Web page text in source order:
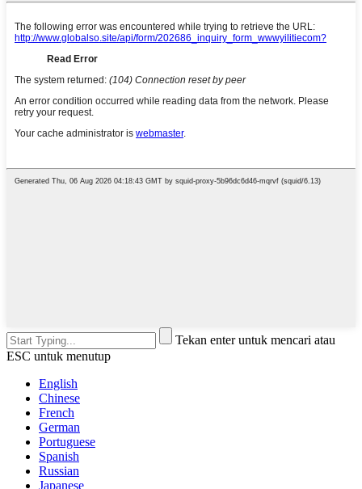
Tekan enter untuk mencari atau
ESC untuk menutup
English
Chinese
French
German
Portuguese
Spanish
Russian
Japanese